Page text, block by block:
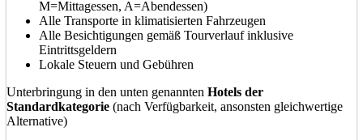
M=Mittagessen, A=Abendessen)
Alle Transporte in klimatisierten Fahrzeugen
Alle Besichtigungen gemäß Tourverlauf inklusive
Eintrittsgeldern
Lokale Steuern und Gebühren
Unterbringung in den unten genannten Hotels der
Standardkategorie (nach Verfügbarkeit, ansonsten gleichwertige
Alternative)